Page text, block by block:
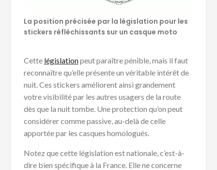
La position précisée par la législation pour les
stickers réfléchissants sur un casque moto
Cette législationpeut paraître pénible, mais il faut
reconnaître qu’elle présente un véritable intérêt de
nuit. Ces stickers améliorent ainsi grandement
votre visibilité par les autres usagers de la route
dès que la nuit tombe. Une protection qu’on peut
considérer comme passive, au-delà de celle
apportée par les casques homologués.
Notez que cette législation est nationale, c’est-à-
dire bien spécifique à la France. Elle ne concerne